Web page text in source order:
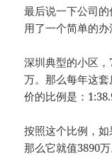
最后说一下公司
用了一个简单的办
深圳典型的小区
万。那么每年这
价的比例是：
按照这个比例，如
那么它就值3890万